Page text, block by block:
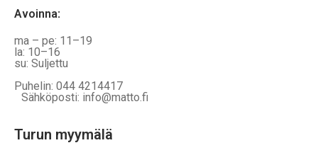
Avoinna:
ma – pe: 11–19
la: 10–16
su: Suljettu
Puhelin: 044 4214417
Sähköposti: info@matto.fi
Turun myymälä